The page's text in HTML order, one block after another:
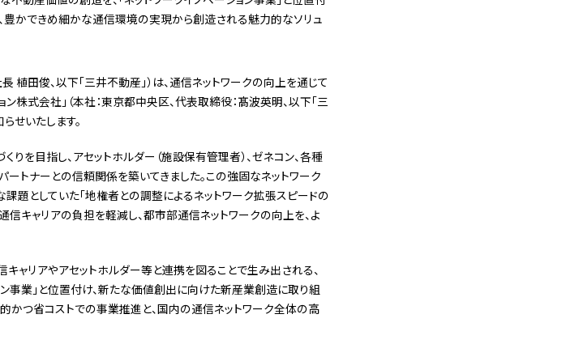
豊かできめ細かな通信環境の実現から創造される魅力的なソリュ
田俊、以下「三井不動産」）は、通信ネットワークの向上を通じて
株式会社」（本社：東京都中央区、代表取締役：髙波英明、以下「三
せいたします。
を目指し、アセットホルダー（施設保有管理者）、ゼネコン、各種
ートナーとの信頼関係を築いてきました。この強固なネットワーク
題としていた「地権者との調整によるネットワーク拡張スピードの
信キャリアの負担を軽減し、都市部通信ネットワークの向上を、よ
キャリアやアセットホルダー等と連携を図ることで生み出される、
事業」と位置付け、新たな価値創出に向けた新産業創造に取り組
かつ省コストでの事業推進と、国内の通信ネットワーク全体の高